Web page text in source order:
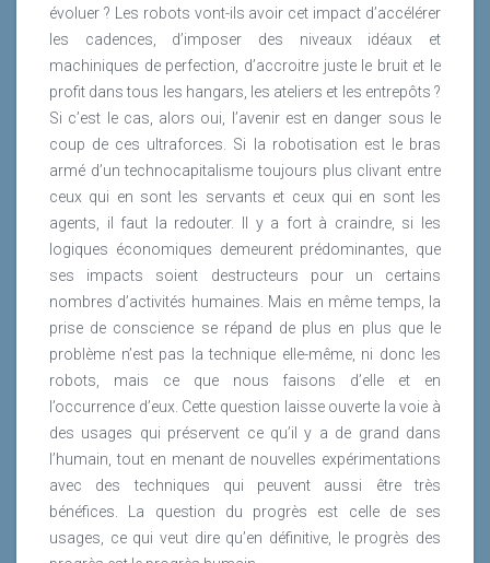
évoluer ? Les robots vont-ils avoir cet impact d’accélérer
les cadences, d’imposer des niveaux idéaux et
machiniques de perfection, d’accroitre juste le bruit et le
profit dans tous les hangars, les ateliers et les entrepôts ?
Si c’est le cas, alors oui, l’avenir est en danger sous le
coup de ces ultraforces. Si la robotisation est le bras
armé d’un technocapitalisme toujours plus clivant entre
ceux qui en sont les servants et ceux qui en sont les
agents, il faut la redouter. Il y a fort à craindre, si les
logiques économiques demeurent prédominantes, que
ses impacts soient destructeurs pour un certains
nombres d’activités humaines. Mais en même temps, la
prise de conscience se répand de plus en plus que le
problème n’est pas la technique elle-même, ni donc les
robots, mais ce que nous faisons d’elle et en
l’occurrence d’eux. Cette question laisse ouverte la voie à
des usages qui préservent ce qu’il y a de grand dans
l’humain, tout en menant de nouvelles expérimentations
avec des techniques qui peuvent aussi être très
bénéfices. La question du progrès est celle de ses
usages, ce qui veut dire qu’en définitive, le progrès des